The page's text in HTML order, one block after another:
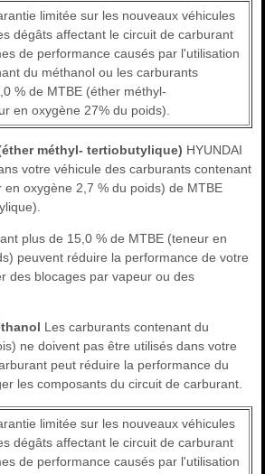
limitée sur les nouveaux véhicules
dégâts affectant le circuit de carburant
de performance causés par l'utilisation
du méthanol ou les carburants
% de MTBE (éther méthyl-
en oxygène 27% du poids).
méthyl- tertiobutylique) HYUNDAI
votre véhicule des carburants contenant
en oxygène 2,7 % du poids) de MTBE
plus de 15,0 % de MTBE (teneur en
peuvent réduire la performance de votre
des blocages par vapeur ou des
Les carburants contenant du
ne doivent pas être utilisés dans votre
peut réduire la performance du
les composants du circuit de carburant.
limitée sur les nouveaux véhicules
dégâts affectant le circuit de carburant
de performance causés par l'utilisation